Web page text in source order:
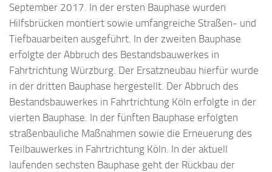
September 2017. In der ersten Bauphase wurden
Hilfsbrücken montiert sowie umfangreiche Straßen- und
Tiefbauarbeiten ausgeführt. In der zweiten Bauphase
erfolgte der Abbruch des Bestandsbauwerkes in
Fahrtrichtung Würzburg. Der Ersatzneubau hierfür wurde
in der dritten Bauphase hergestellt. Der Abbruch des
Bestandsbauwerkes in Fahrtrichtung Köln erfolgte in der
vierten Bauphase. In der fünften Bauphase erfolgten
straßenbauliche Maßnahmen sowie die Erneuerung des
Teilbauwerkes in Fahrtrichtung Köln. In der aktuell
laufenden sechsten Bauphase geht der Rückbau der